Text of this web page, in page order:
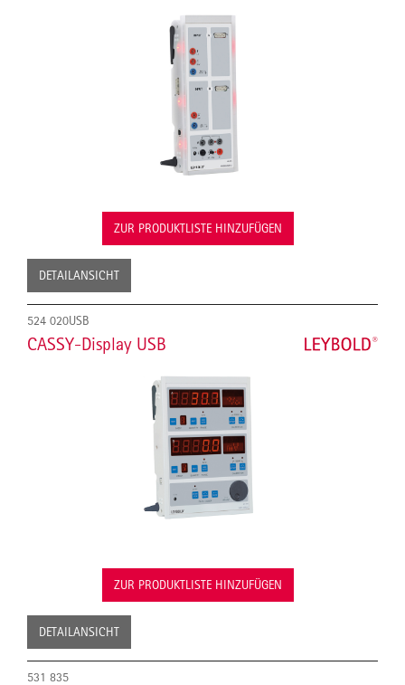
ZUR PRODUKTLISTE HINZUFÜGEN
DETAILANSICHT
524 020USB
CASSY-Display USB
ZUR PRODUKTLISTE HINZUFÜGEN
DETAILANSICHT
531 835